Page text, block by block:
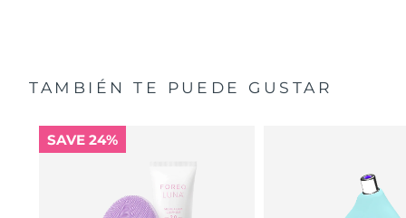
TAMBIÉN TE PUEDE GUSTAR
SAVE 24%